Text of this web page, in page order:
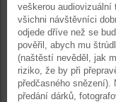
veškerou
všichni návštěvníci
odjede dříve než se
pověřil, abych mu
(naštěstí nevěděl, jak
riziko, že by při
předčasného
předání dárků,